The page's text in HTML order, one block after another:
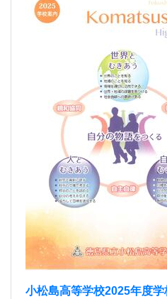
小松島高等学校2025年度